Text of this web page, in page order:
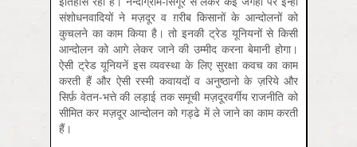
संशोधनवादियों ने मज़दूर व ग़रीब किसानों के आन्दोलनों को
कुचलने का काम किया है। तो इनकी ट्रेड यूनियनों से किसी
आन्दोलन को आगे लेकर जाने की उम्मीद करना बेमानी होगा।
ऐसी ट्रेड यूनियनें इस व्यवस्था के लिए सुरक्षा कवच का काम
करती हैं और ऐसी रस्मी कवायदों व अनुष्ठानो के ज़रिये और
सिर्फ़ वेतन-भत्ते की लड़ाई तक समूची मज़दूरवर्गीय राजनीति को
सीमित कर मज़दूर आन्दोलन को गड्ढे में ले जाने का काम करती
हैं।